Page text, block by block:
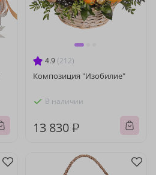
4.9 (212)
Композиция "Изобилие"
В наличии
13 830 ₽